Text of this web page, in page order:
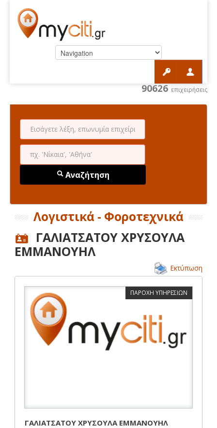
90626 επιχειρήσεις
Αναζήτηση
Λογιστικά - Φοροτεχνικά
ΓΑΛΙΑΤΣΑΤΟΥ ΧΡΥΣΟΥΛΑ
ΕΜΜΑΝΟΥΗΛ
Εκτύπωση
ΠΑΡΟΧΗ ΥΠΗΡΕΣΙΩΝ
ΓΑΛΙΑΤΣΑΤΟΥ ΧΡΥΣΟΥΛΑ ΕΜΜΑΝΟΥΗΛ